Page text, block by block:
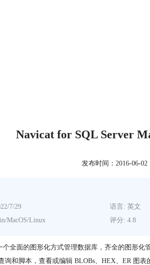
Navicat for SQL Server
发布时间：2016-06-02
7/29
语言: 英文
MacOS/Linux
评分: 4.8
个全面的图形化方式管理数据库，齐全的图形
和脚本，查看或编辑 BLOBs、HEX、ER 图